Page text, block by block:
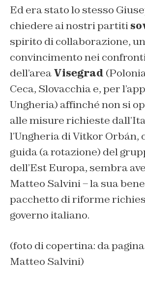
Ed era stato lo stesso
chiedere ai nostri partiti
spirito di collaborazione,
convincimento nei
dell’areaVisegrad
Ceca, Slovacchia e, per
Ungheria) affinché non si
alle misure richieste
l’Ungheria di Vitkor Orbán,
guida (a rotazione) del
dell’Est Europa, sembra
Matteo Salvini – la sua
pacchetto di riforme
governo italiano.
(foto di copertina: da
Matteo Salvini)